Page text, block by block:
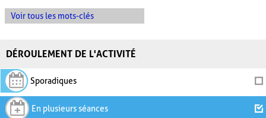
Voir tous les mots-clés
DÉROULEMENT DE L'ACTIVITÉ
Sporadiques
En plusieurs séances